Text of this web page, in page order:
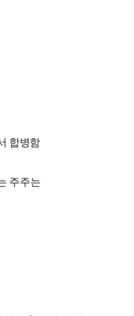
합병함
주주는